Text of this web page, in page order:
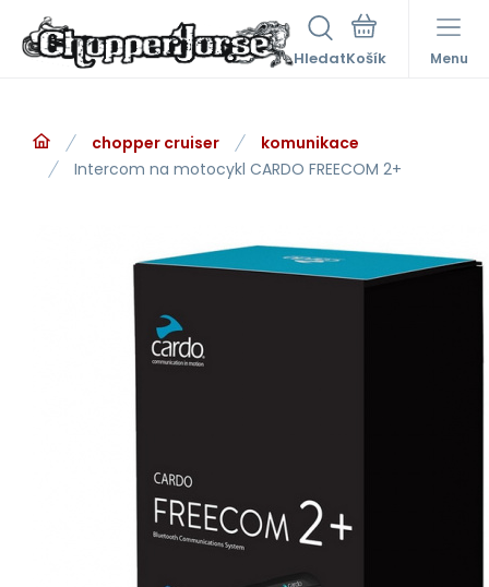
Hledat Menu
chopper cruiser
komunikace
Intercom na motocykl CARDO FREECOM 2+